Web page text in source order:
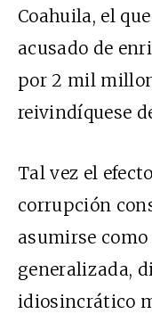
Coahuila, el
acusado de
por 2 mil
reivindíquese
Tal vez el
corrupción
asumirse
generalizada,
idiosincrático